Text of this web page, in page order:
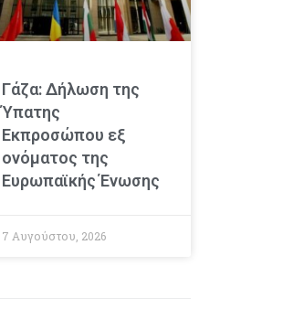
Γάζα: Δήλωση της
Ύπατης
Εκπροσώπου εξ
ονόματος της
Ευρωπαϊκής Ένωσης
7 Αυγούστου, 2026